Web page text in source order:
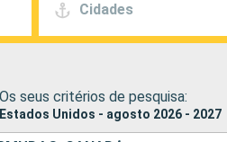
Cidades
Os seus critérios de pesquisa:
Estados Unidos - agosto 2026 - 2027